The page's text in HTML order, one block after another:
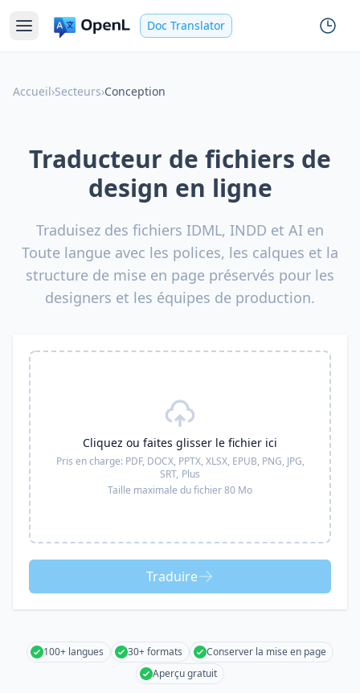
Doc Translator
Accueil›Secteurs›Conception
Traducteur de fichiers de
design en ligne
Traduisez des fichiers IDML, INDD et AI en
Toute langue avec les polices, les calques et la
structure de mise en page préservés pour les
designers et les équipes de production.
Cliquez ou faites glisser le fichier ici
Pris en charge: PDF, DOCX, PPTX, XLSX, EPUB, PNG, JPG,
SRT, Plus
Taille maximale du fichier 80 Mo
Traduire
100+ langues 30+ formats
Conserver la mise en page
Aperçu gratuit